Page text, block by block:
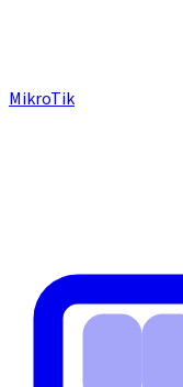
MikroTik